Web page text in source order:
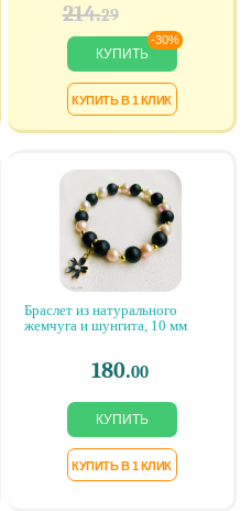
214.29
-30%
Браслет из натурального
жемчуга и шунгита, 10 мм
180.00